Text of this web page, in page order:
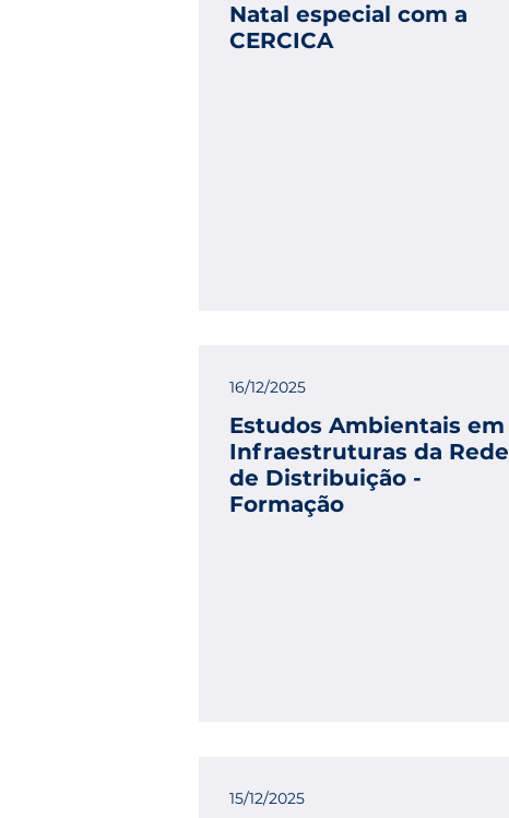
Natal especial com a
CERCICA
16/12/2025
Estudos Ambientais em
Infraestruturas da Rede
de Distribuição -
Formação
15/12/2025